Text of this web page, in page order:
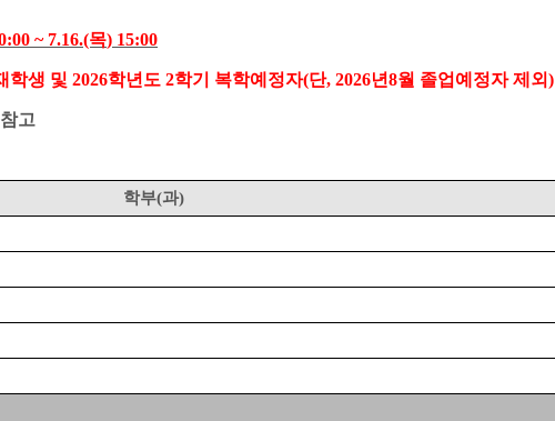
~ 7.16.(목) 15:00
학생 및 2026학년도 2학기 복학예정자(단, 2026년8월 졸업예정자 제외)
고
학부(과)